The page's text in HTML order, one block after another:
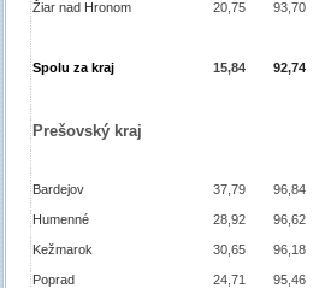
Žiar nad Hronom 20,75 93,70
Spolu za kraj 15,84 92,74
Prešovský kraj
Bardejov 37,79 96,84
Humenné 28,92 96,62
Kežmarok 30,65 96,18
Poprad 24,71 95,46